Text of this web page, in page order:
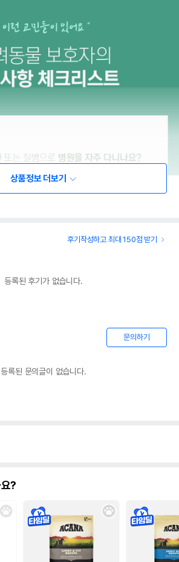
상품정보 더보기
후기작성하고 최대 150점 받기
등록된 후기가 없습니다.
문의하기
등록된 문의글이 없습니다.
?